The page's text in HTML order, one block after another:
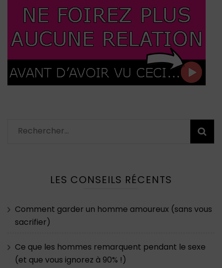
Rechercher :
LES CONSEILS RÉCENTS
Comment garder un homme amoureux (sans vous
sacrifier)
Ce que les hommes remarquent pendant le sexe
(et que vous ignorez à 90% !)